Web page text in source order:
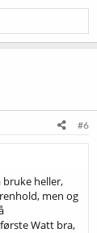
#6
heller,
men og
Watt bra,